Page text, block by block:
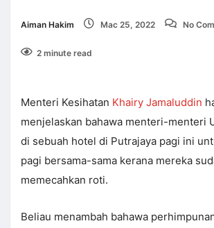
Aiman Hakim Mac 25, 2022 No
2 minute read
Menteri Kesihatan Khairy Jamaluddin
menjelaskan bahawa menteri-menteri
di sebuah hotel di Putrajaya pagi ini
pagi bersama-sama kerana mereka
memecahkan roti.
Beliau menambah bahawa